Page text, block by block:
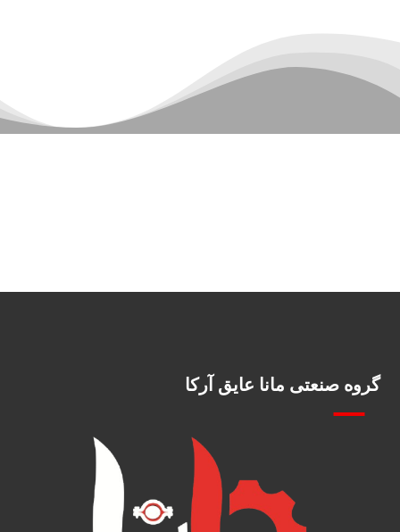
گروه صنعتی مانا عایق آرکا